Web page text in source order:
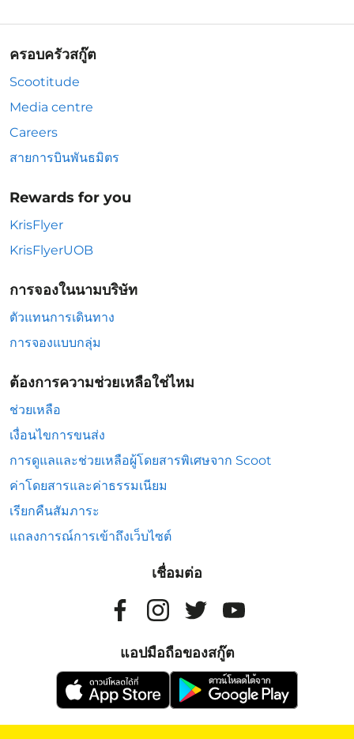
ครอบครัวสกู๊ต
Scootitude
Media centre
Careers
สายการบินพันธมิตร
Rewards for you
KrisFlyer
KrisFlyerUOB
การจองในนามบริษัท
ตัวแทนการเดินทาง
การจองแบบกลุ่ม
ต้องการความช่วยเหลือใช่ไหม
ช่วยเหลือ
เงื่อนไขการขนส่ง
การดูแลและช่วยเหลือผู้โดยสารพิเศษจาก Scoot
ค่าโดยสารและค่าธรรมเนียม
เรียกคืนสัมภาระ
แถลงการณ์การเข้าถึงเว็บไซต์
เชื่อมต่อ
แอปมือถือของสกู๊ต